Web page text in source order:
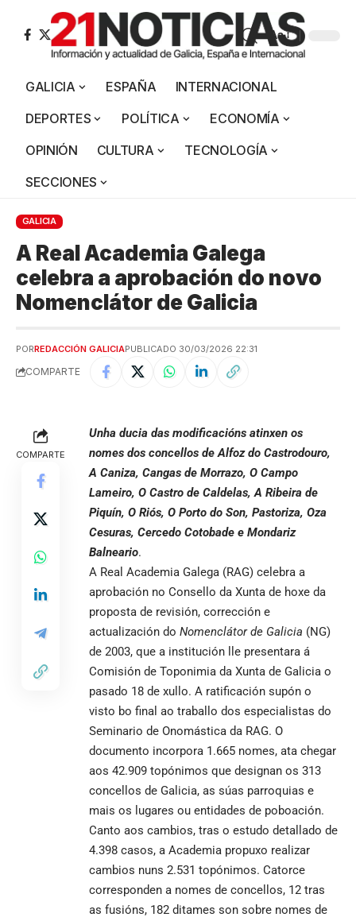
Aa
GALICIA ESPAÑA
INTERNACIONAL
DEPORTES
POLÍTICA
ECONOMÍA
OPINIÓN
CULTURA
TECNOLOGÍA
SECCIONES
GALICIA
A Real Academia Galega
celebra a aprobación do novo
Nomenclátor de Galicia
PORREDACCIÓN GALICIAPUBLICADO 30/03/2026 22:31
COMPARTE
COMPARTE
Unha ducia das modificacións atinxen os
nomes dos concellos de Alfoz do Castrodouro,
A Caniza, Cangas de Morrazo, O Campo
Lameiro, O Castro de Caldelas, A Ribeira de
Piquín, O Riós, O Porto do Son, Pastoriza, Oza
Cesuras, Cercedo Cotobade e Mondariz
Balneario.
A Real Academia Galega (RAG) celebra a
aprobación no Consello da Xunta de hoxe da
proposta de revisión, corrección e
actualización do Nomenclátor de Galicia (NG)
de 2003, que a institución lle presentara á
Comisión de Toponimia da Xunta de Galicia o
pasado 18 de xullo. A ratificación supón o
visto bo final ao traballo dos especialistas do
Seminario de Onomástica da RAG. O
documento incorpora 1.665 nomes, ata chegar
aos 42.909 topónimos que designan os 313
concellos de Galicia, as súas parroquias e
mais os lugares ou entidades de poboación.
Canto aos cambios, tras o estudo detallado de
4.398 casos, a Academia propuxo realizar
cambios nuns 2.531 topónimos. Catorce
corresponden a nomes de concellos, 12 tras
as fusións, 182 ditames son sobre nomes de